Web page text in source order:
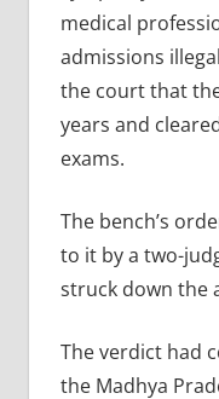
medical
admissions
the court that
years and
exams.
The bench’s
to it by a two-
struck down the
The verdict had
the Madhya